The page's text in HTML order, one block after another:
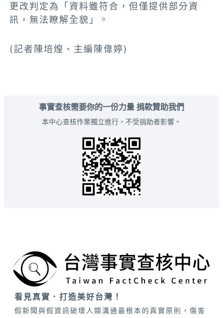
更改判定為「資料雖符合，但僅提供部分資
訊，無法瞭解全貌」。
(記者陳培煌、主編陳偉婷)
事實查核需要你的一份力量 捐款贊助我們
本中心查核作業獨立進行，不受捐助者影響。
看見真實．打造美好台灣！
假新聞與假資訊破壞人類溝通最根本的真實原則，傷害